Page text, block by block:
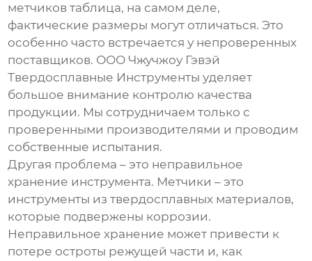
метчиков таблица, на самом деле,
фактические размеры могут отличаться. Это
особенно часто встречается у непроверенных
поставщиков. ООО Чжучжоу Гэвэй
Твердосплавные Инструменты уделяет
большое внимание контролю качества
продукции. Мы сотрудничаем только с
проверенными производителями и проводим
собственные испытания.
Другая проблема – это неправильное
хранение инструмента. Метчики – это
инструменты из твердосплавных материалов,
которые подвержены коррозии.
Неправильное хранение может привести к
потере остроты режущей части и, как